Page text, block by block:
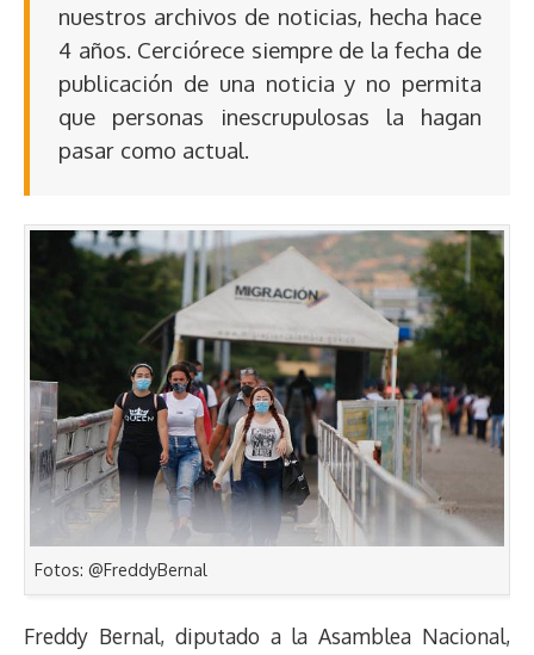
nuestros archivos de noticias, hecha hace
4 años. Cerciórece siempre de la fecha de
publicación de una noticia y no permita
que personas inescrupulosas la hagan
pasar como actual.
Fotos: @FreddyBernal
Freddy Bernal, diputado a la Asamblea Nacional,